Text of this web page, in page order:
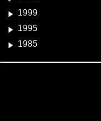
1999
1995
1985